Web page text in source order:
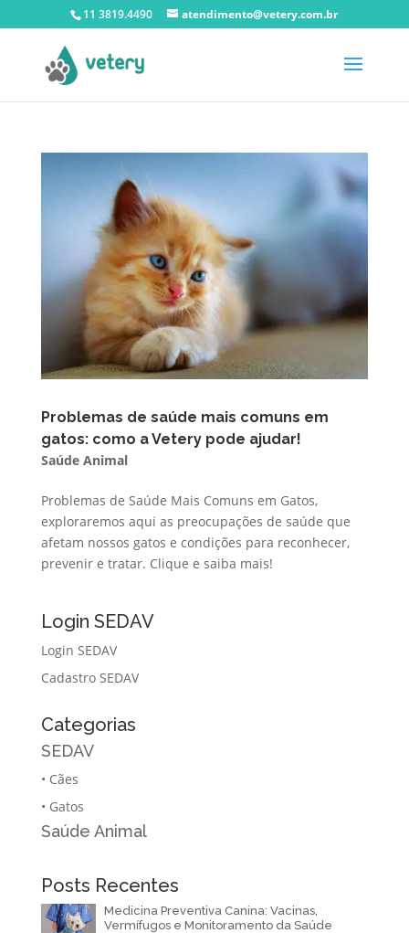
11 3819.4490 atendimento@vetery.com.br
Problemas de saúde mais comuns em
gatos: como a Vetery pode ajudar!
Saúde Animal
Problemas de Saúde Mais Comuns em Gatos,
exploraremos aqui as preocupações de saúde que
afetam nossos gatos e condições para reconhecer,
prevenir e tratar. Clique e saiba mais!
Login SEDAV
Login SEDAV
Cadastro SEDAV
Categorias
SEDAV
• Cães
• Gatos
Saúde Animal
Posts Recentes
Medicina Preventiva Canina: Vacinas,
Vermífugos e Monitoramento da Saúde